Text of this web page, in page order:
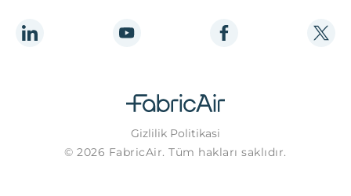
© 2026 FabricAir. Tüm hakları saklıdır.
Gizlilik Politikasi